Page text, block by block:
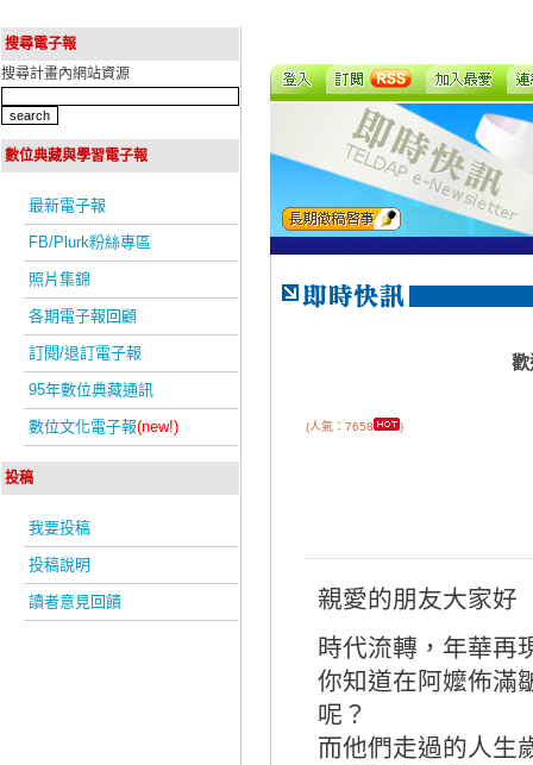
搜尋電子報
搜尋計畫內網站資源
數位典藏與學習電子報
最新電子報
FB/Plurk粉絲專區
照片集錦
各期電子報回顧
訂閱/退訂電子報
95年數位典藏通訊
數位文化電子報(new!)
投稿
我要投稿
投稿說明
讀者意見回饋
(人氣：7658 )
親愛的朋友大家好
時代流轉，年華再
你知道在阿嬤佈滿
呢？
而他們走過的人生